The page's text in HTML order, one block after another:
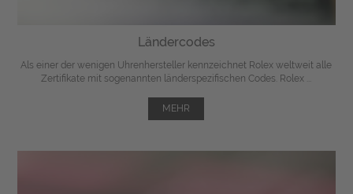
Ländercodes
Als einer der wenigen Uhrenhersteller kennzeichnet Rolex weltweit alle
Zertifikate mit sogenannten länderspezifischen Codes. Rolex ...
MEHR